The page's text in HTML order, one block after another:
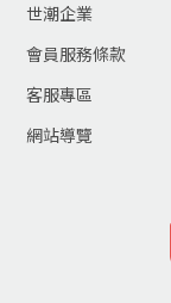
世潮企業
會員服務條款
客服專區
網站導覽